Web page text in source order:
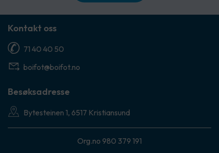
Kontakt oss
71 40 40 50
boifot@boifot.no
Besøksadresse
Bytesteinen 1, 6517 Kristiansund
Org.no 980 379 191